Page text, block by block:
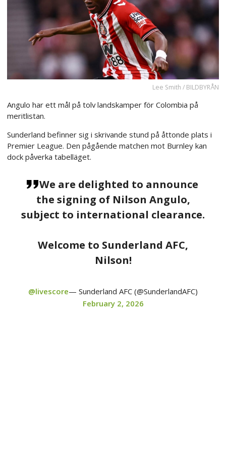
Lee Smith / BILDBYRÅN
Angulo har ett mål på tolv landskamper för Colombia på
meritlistan.
Sunderland befinner sig i skrivande stund på åttonde plats i
Premier League. Den pågående matchen mot Burnley kan
dock påverka tabelläget.
We are delighted to announce
the signing of Nilson Angulo,
subject to international clearance.
Welcome to Sunderland AFC,
Nilson!
@livescore— Sunderland AFC (@SunderlandAFC)
February 2, 2026